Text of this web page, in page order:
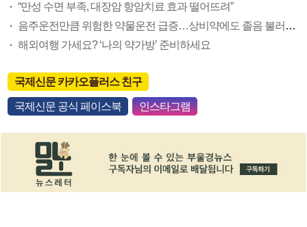
“만성 수면 부족, 대장암 항암치료 효과 떨어뜨려”
음주운전만큼 위험한 약물운전 급증…상비약에도 졸음 불러오는 성분 포함
해외여행 가세요? ‘나의 약가방’ 준비하세요
국제신문 카카오플러스 친구
국제신문 공식 페이스북 인스타그램